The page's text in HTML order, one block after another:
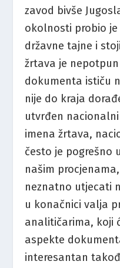
zavod bivše
okolnosti probio
državne tajne i
žrtava je
dokumenta ističu
nije do kraja
utvrđen
imena žrtava,
često je pogrešno
našim
neznatno utjecati
u konačnici valja
analitičarima, koji
aspekte
interesantan